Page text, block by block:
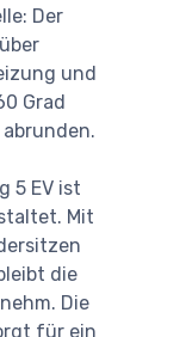
Der
und
Grad
abrunden.
5 EV ist
Mit
die
Die
für ein